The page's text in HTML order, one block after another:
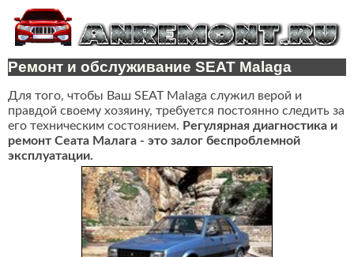
Ремонт и обслуживание SEAT Malaga
Для того, чтобы Ваш SEAT Malaga служил верой и
правдой своему хозяину, требуется постоянно следить за
его техническим состоянием. Регулярная диагностика и
ремонт Сеата Малага - это залог беспроблемной
эксплуатации.